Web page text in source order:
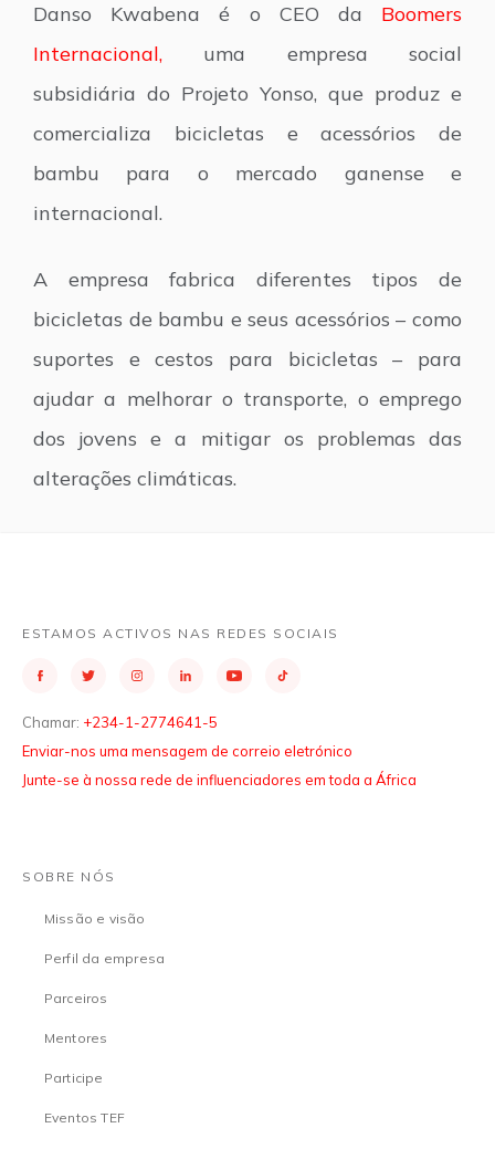
Danso Kwabena é o CEO da Boomers
Internacional, uma empresa social
subsidiária do Projeto Yonso, que produz e
comercializa bicicletas e acessórios de
bambu para o mercado ganense e
internacional.
A empresa fabrica diferentes tipos de
bicicletas de bambu e seus acessórios – como
suportes e cestos para bicicletas – para
ajudar a melhorar o transporte, o emprego
dos jovens e a mitigar os problemas das
alterações climáticas.
ESTAMOS ACTIVOS NAS REDES SOCIAIS
Chamar: +234-1-2774641-5
Enviar-nos uma mensagem de correio eletrónico
Junte-se à nossa rede de influenciadores em toda a África
SOBRE NÓS
Missão e visão
Perfil da empresa
Parceiros
Mentores
Participe
Eventos TEF